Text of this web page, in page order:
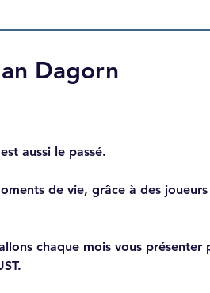
Dagorn
aussi le passé.
de vie, grâce à des joueurs
chaque mois vous présenter